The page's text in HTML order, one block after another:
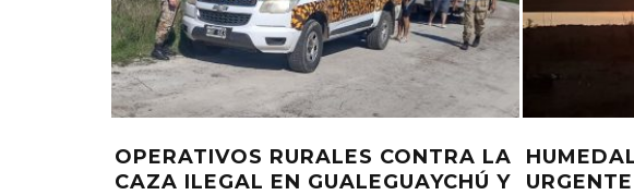
EN LA AGENDA DE LO “FIESTITAS” EN EL ÁREA
PROTEGIDA DEL DELTA